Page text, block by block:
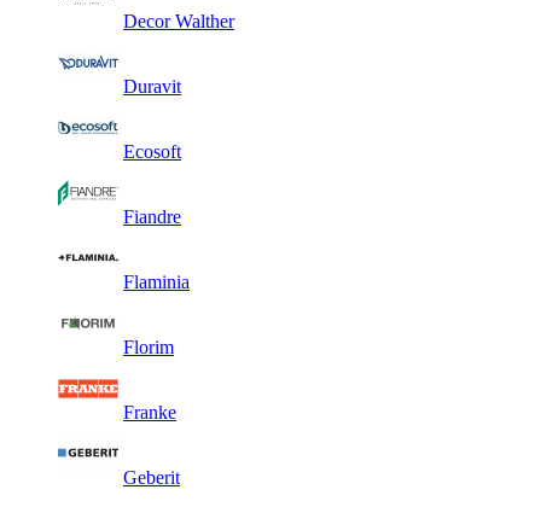
Decor Walther
Duravit
Ecosoft
Fiandre
Flaminia
Florim
Franke
Geberit